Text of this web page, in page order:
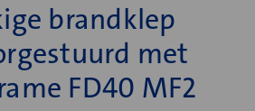
brandklep
met
FD40 MF2